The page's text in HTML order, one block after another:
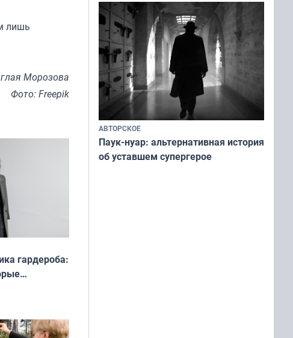
лишь
Морозова
Фото: Freepik
гардероба:
любой сезон
АВТОРСКОЕ
Паук-нуар: альтернативная история
об уставшем супергерое